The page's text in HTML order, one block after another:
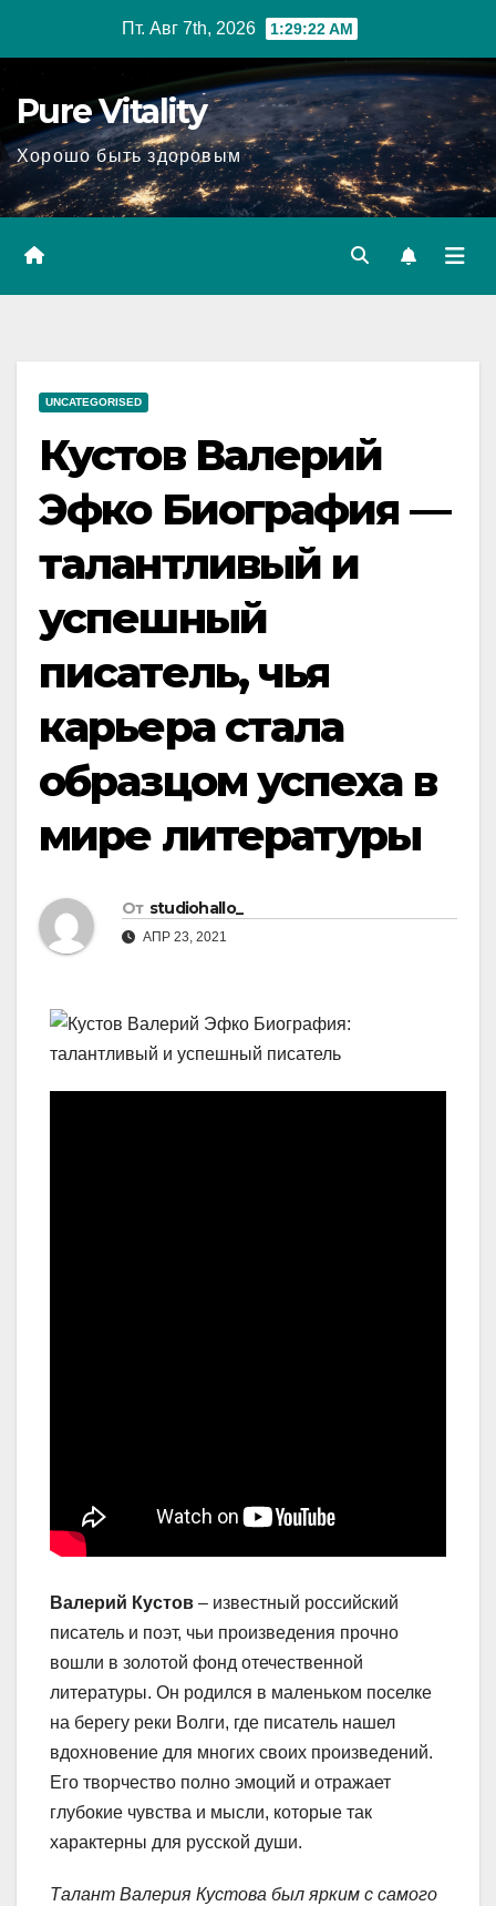
Пт. Авг 7th, 2026 1:29:23 AM
Pure Vitality
Хорошо быть здоровым
UNCATEGORISED
Кустов Валерий
Эфко Биография —
талантливый и
успешный
писатель, чья
карьера стала
образцом успеха в
мире литературы
От studiohallo_
АПР 23, 2021
Валерий Кустов – известный российский
писатель и поэт, чьи произведения прочно
вошли в золотой фонд отечественной
литературы. Он родился в маленьком поселке
на берегу реки Волги, где писатель нашел
вдохновение для многих своих произведений.
Его творчество полно эмоций и отражает
глубокие чувства и мысли, которые так
характерны для русской души.
Талант Валерия Кустова был ярким с самого